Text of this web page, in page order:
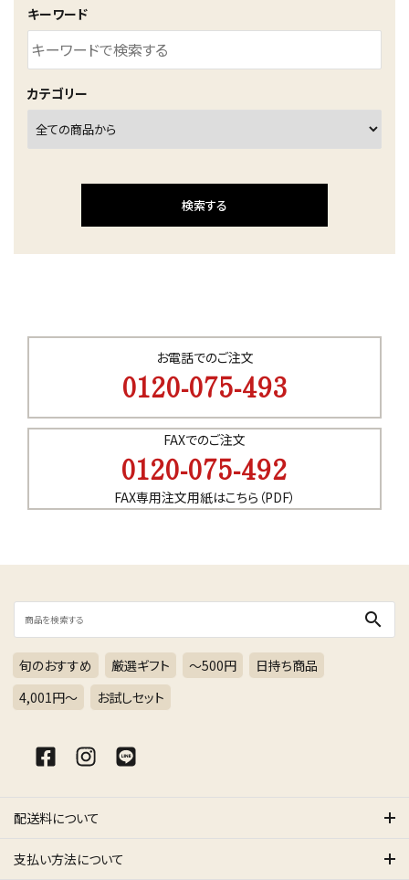
キーワード
カテゴリー
検索する
キーワード
カテゴリー
お電話でのご注文
0120-075-493
FAXでのご注文
0120-075-492
FAX専用注文用紙はこちら（PDF）
search
旬のおすすめ 厳選ギフト ～500円
日持ち商品
4,001円〜
お試しセット
配送料について
支払い方法について